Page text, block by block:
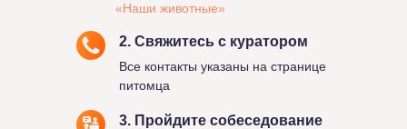
«Наши животные»
2. Свяжитесь с куратором
Все контакты указаны на странице
питомца
3. Пройдите собеседование